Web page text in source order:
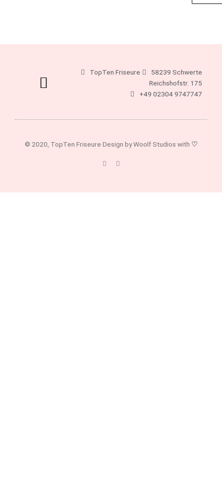
TopTen Friseure
58239 Schwerte
Reichshofstr. 175
+49 02304 9747747
© 2020, TopTen Friseure Design by Woolf Studios with ♡
F
a
I
n